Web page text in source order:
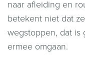
naar afleiding en
betekent niet dat
wegstoppen, dat is
ermee omgaan.